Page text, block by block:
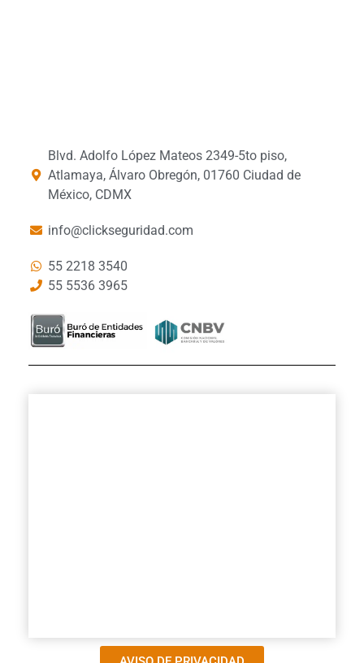
Blvd. Adolfo López Mateos 2349-5to piso,
Atlamaya, Álvaro Obregón, 01760 Ciudad de
México, CDMX
info@clickseguridad.com
55 2218 3540
55 5536 3965